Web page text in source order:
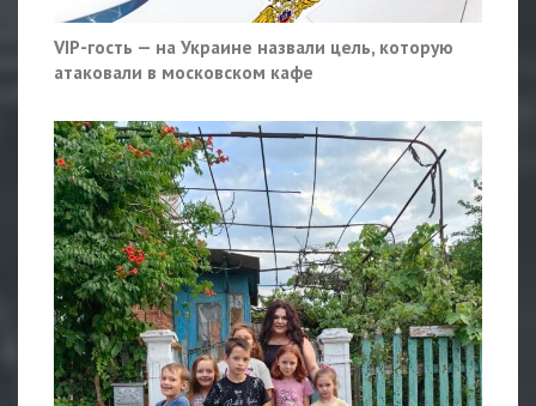
VIP-гость — на Украине назвали цель, которую
атаковали в московском кафе